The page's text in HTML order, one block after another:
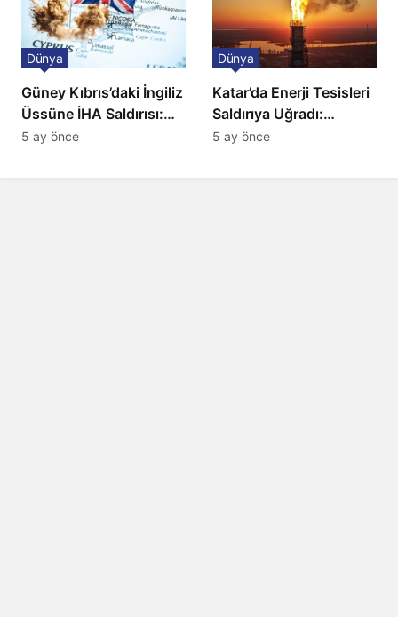
Güney Kıbrıs’daki İngiliz
Üssüne İHA Saldırısı:
Patlama, Sirenler ve
Dünya
5 ay önce
Katar’da Enerji Tesisleri
Saldırıya Uğradı:
Avrupa’da Doğalgaz
Dünya
5 ay önce